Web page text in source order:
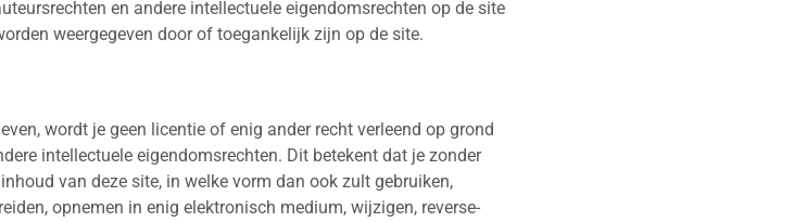
en andere intellectuele eigendomsrechten op de site
weergegeven door of toegankelijk zijn op de site.
wordt je geen licentie of enig ander recht verleend op grond
intellectuele eigendomsrechten. Dit betekent dat je zonder
van deze site, in welke vorm dan ook zult gebruiken,
opnemen in enig elektronisch medium, wijzigen, reverse-